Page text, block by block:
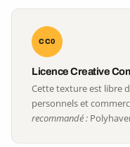
CC0
Licence Creative
Cette texture est libre
personnels et
recommandé :